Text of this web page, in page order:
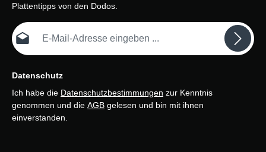
Plattentipps von den Dodos.
E-Mail-Adresse*
Datenschutz
Ich habe die Datenschutzbestimmungen zur Kenntnis
genommen und die AGB gelesen und bin mit ihnen
einverstanden.